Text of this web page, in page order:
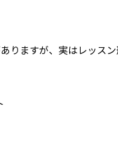
りますが、実はレッス